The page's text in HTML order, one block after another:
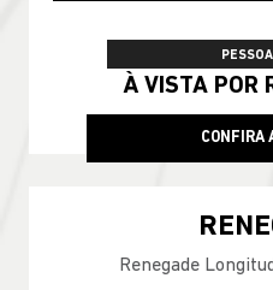
À VISTA POR
CONFIRA
Renegade